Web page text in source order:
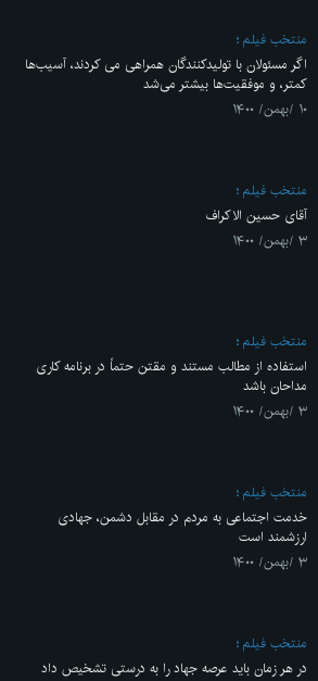
منتخب فیلم
اگر مسئولان با تولیدکنندگان همراهی می کردند، آسیب‌ها
کمتر، و موفقیت‌ها بیشتر می‌شد
۱۰ /بهمن/ ۱۴۰۰
منتخب فیلم
آقای حسین الاکراف
۳ /بهمن/ ۱۴۰۰
منتخب فیلم
استفاده از مطالب مستند و مقتن حتماً در برنامه کاری
مداحان باشد
۳ /بهمن/ ۱۴۰۰
منتخب فیلم
خدمت اجتماعی به مردم در مقابل دشمن، جهادی
ارزشمند است
۳ /بهمن/ ۱۴۰۰
منتخب فیلم
در هر زمان باید عرصه جهاد را به درستی تشخیص داد